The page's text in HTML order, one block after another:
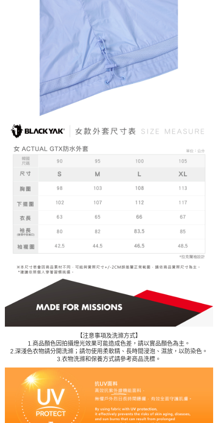
【注意事項及洗滌方式】
1.商品顏色因拍攝燈光效果可能造成色差，請以實品顏色為主。
2.深淺色衣物請分開洗滌；請勿使用柔軟精、長時間浸泡、濕放，以防染色。
3.衣物洗滌和保養方式請參考商品洗標。